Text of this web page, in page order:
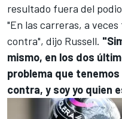
resultado fuera del
"En las carreras, a
contra", dijo Russell.
mismo, en los dos
problema que
contra, y soy yo quien